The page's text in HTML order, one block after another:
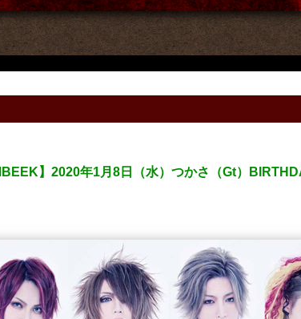
】2020年1月8日（水）つかさ（Gt）